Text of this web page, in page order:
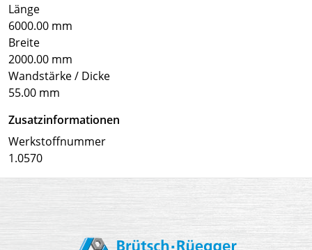
Länge
6000.00 mm
Breite
2000.00 mm
Wandstärke / Dicke
55.00 mm
Zusatzinformationen
Werkstoffnummer
1.0570